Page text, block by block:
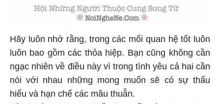
Hãy luôn nhớ rằng, trong các mối quan hệ tốt luôn
luôn bao gồm các thỏa hiệp. Bạn cũng không cần
ngạc nhiên về điều này vì trong tình yêu cả hai cần
nói với nhau những mong muốn sẽ có sự thấu
hiểu và hạn chế các mâu thuẫn.